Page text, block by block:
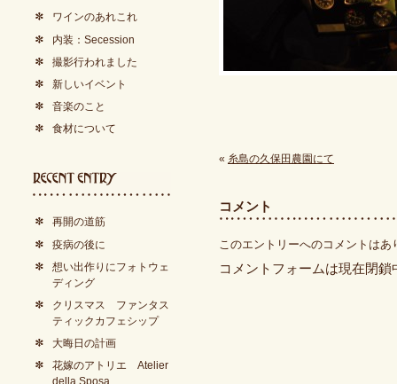
« 糸島の久保田農園にて
コメント
このエントリーへのコメントはあ
コメントフォームは現在閉鎖
ワインのあれこれ
内装：Secession
撮影行われました
新しいイベント
音楽のこと
食材について
再開の道筋
疫病の後に
想い出作りにフォトウェ
ディング
クリスマス ファンタス
ティックカフェシップ
大晦日の計画
花嫁のアトリエ Atelier